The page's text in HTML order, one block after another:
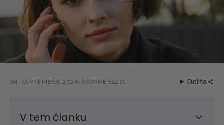
04. SEPTEMBER 2024 SOPHIE ELLIS Delite
V tem članku